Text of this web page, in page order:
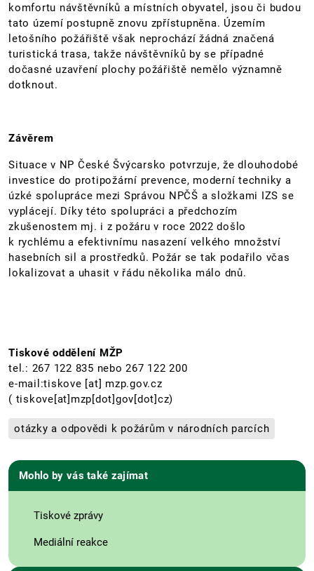
komfortu návštěvníků a místních obyvatel, jsou či budou
tato území postupně znovu zpřístupněna. Územím
letošního požářiště však neprochází žádná značená
turistická trasa, takže návštěvníků by se případné
dočasné uzavření plochy požářiště nemělo významně
dotknout.
Závěrem
Situace v NP České Švýcarsko potvrzuje, že dlouhodobé
investice do protipožární prevence, moderní techniky a
úzké spolupráce mezi Správou NPČŠ a složkami IZS se
vyplácejí. Díky této spolupráci a předchozím
zkušenostem mj. i z požáru v roce 2022 došlo
k rychlému a efektivnímu nasazení velkého množství
hasebních sil a prostředků. Požár se tak podařilo včas
lokalizovat a uhasit v řádu několika málo dnů.
Tiskové oddělení MŽP
tel.: 267 122 835 nebo 267 122 200
e-mail:tiskove [at] mzp.gov.cz
( tiskove[at]mzp[dot]gov[dot]cz)
otázky a odpovědi k požárům v národních parcích
Mohlo by vás také zajímat
Tiskové zprávy
Mediální reakce